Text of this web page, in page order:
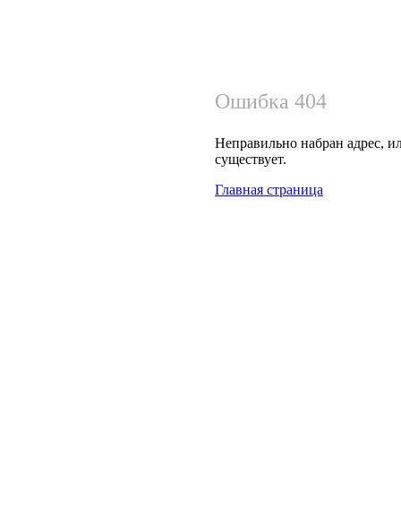
Ошибка 404
Неправильно набран адрес,
существует.
Главная страница